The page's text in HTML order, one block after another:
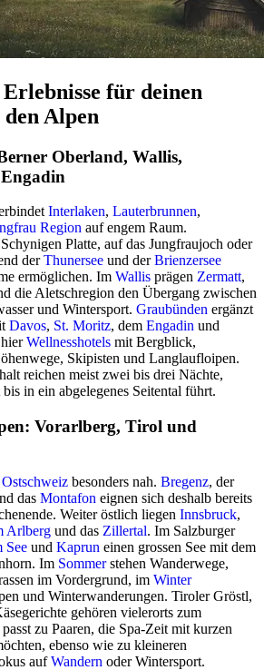
für deinen
Alpen
Oberland, Wallis,
Interlaken, Lauterbrunnen,
Region auf engem Raum.
Platte, auf das Jungfraujoch oder
derThunersee und derBrienzersee
ermöglichen. Im Wallis prägen Zermatt,
die Aletschregion den Übergang zwischen
und Wintersport. Graubünden ergänzt
Davos, St. Moritz, dem Engadin und
Wellnesshotels mit Bergblick,
Skipisten und Langlaufloipen.
reichen meist zwei bis drei Nächte,
in ein abgelegenes Seitental führt.
Vorarlberg, Tirol und
Ostschweiz besonders nah. Bregenz, der
das Montafon eignen sich deshalb bereits
Weiter östlich liegen Innsbruck,
Arlberg und das Zillertal. Im Salzburger
See und Kaprun einen grossen See mit dem
Im Sommerstehen Wanderwege,
im Vordergrund, im Winter
und Winterwanderungen. Tiroler Gröstl,
gehören vielerorts zum
zu Paaren, die Spa-Zeit mit kurzen
ebenso wie zu kleineren
aufWandern oder Wintersport.